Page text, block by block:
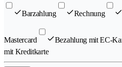
Barzahlung Rechnung
Mastercard Bezahlung mit EC-
mit Kreditkarte